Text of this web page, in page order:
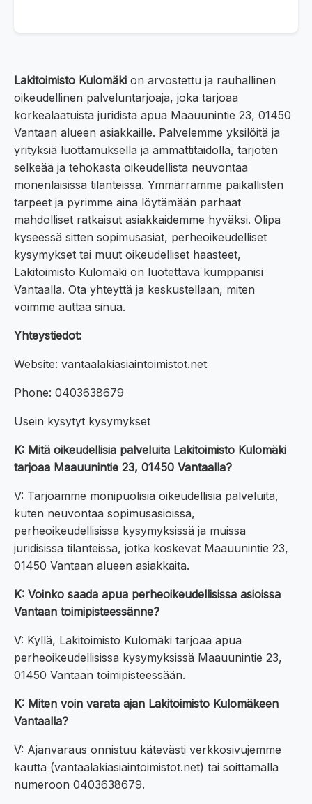
Lakitoimisto Kulomäki on arvostettu ja rauhallinen
oikeudellinen palveluntarjoaja, joka tarjoaa
korkealaatuista juridista apua Maauunintie 23, 01450
Vantaan alueen asiakkaille. Palvelemme yksilöitä ja
yrityksiä luottamuksella ja ammattitaidolla, tarjoten
selkeää ja tehokasta oikeudellista neuvontaa
monenlaisissa tilanteissa. Ymmärrämme paikallisten
tarpeet ja pyrimme aina löytämään parhaat
mahdolliset ratkaisut asiakkaidemme hyväksi. Olipa
kyseessä sitten sopimusasiat, perheoikeudelliset
kysymykset tai muut oikeudelliset haasteet,
Lakitoimisto Kulomäki on luotettava kumppanisi
Vantaalla. Ota yhteyttä ja keskustellaan, miten
voimme auttaa sinua.
Yhteystiedot:
Website: vantaalakiasiaintoimistot.net
Phone: 0403638679
Usein kysytyt kysymykset
K: Mitä oikeudellisia palveluita Lakitoimisto Kulomäki
tarjoaa Maauunintie 23, 01450 Vantaalla?
V: Tarjoamme monipuolisia oikeudellisia palveluita,
kuten neuvontaa sopimusasioissa,
perheoikeudellisissa kysymyksissä ja muissa
juridisissa tilanteissa, jotka koskevat Maauunintie 23,
01450 Vantaan alueen asiakkaita.
K: Voinko saada apua perheoikeudellisissa asioissa
Vantaan toimipisteessänne?
V: Kyllä, Lakitoimisto Kulomäki tarjoaa apua
perheoikeudellisissa kysymyksissä Maauunintie 23,
01450 Vantaan toimipisteessään.
K: Miten voin varata ajan Lakitoimisto Kulomäkeen
Vantaalla?
V: Ajanvaraus onnistuu kätevästi verkkosivujemme
kautta (vantaalakiasiaintoimistot.net) tai soittamalla
numeroon 0403638679.